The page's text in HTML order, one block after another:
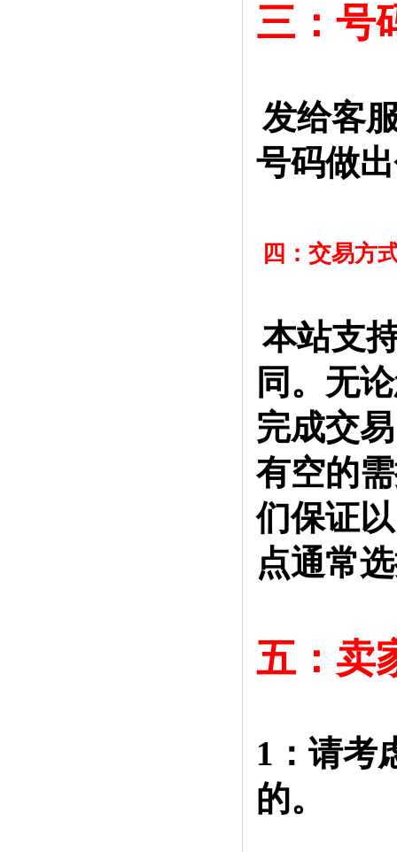
三：号
发给客
号码做
四：交易方
本站支
同。无
完成交
有空的
们保证
点通常
五：卖
1：请考
的。